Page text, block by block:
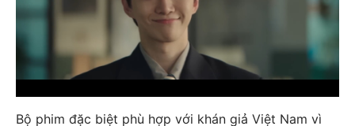
Bộ phim đặc biệt phù hợp với khán giả Việt Nam vì